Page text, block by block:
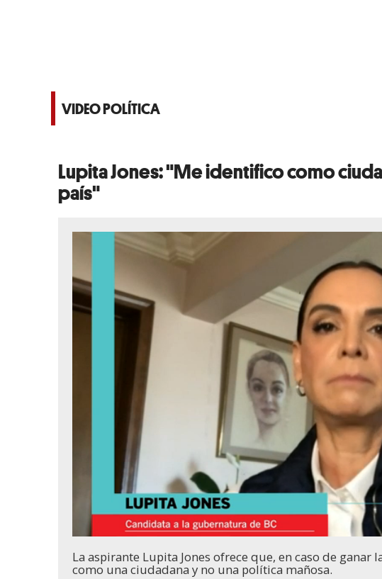
VIDEO POLÍTICA
Lupita Jones: "Me identifico como
país"
Unmute Loaded:
22.17%
La aspirante Lupita Jones ofrece que, en caso de ganar
como una ciudadana y no una política mañosa.